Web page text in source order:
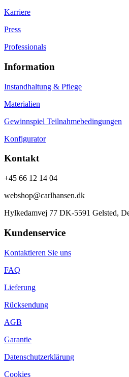
Karriere
Press
Professionals
Information
Instandhaltung & Pflege
Materialien
Gewinnspiel Teilnahmebedingungen
Konfigurator
Kontakt
+45 66 12 14 04
webshop@carlhansen.dk
Hylkedamvej 77 DK-5591 Gelsted,
Kundenservice
Kontaktieren Sie uns
FAQ
Lieferung
Rücksendung
AGB
Garantie
Datenschutzerklärung
Cookies